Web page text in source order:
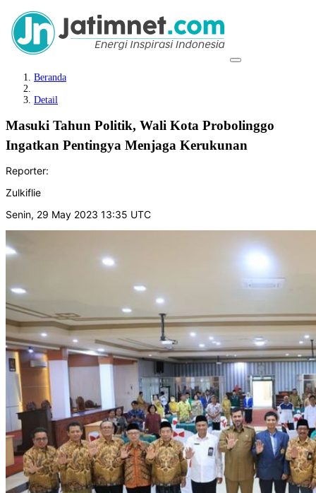
Beranda
Detail
Masuki Tahun Politik, Wali Kota Probolinggo
Ingatkan Pentingya Menjaga Kerukunan
Reporter:
Zulkiflie
Senin, 29 May 2023 13:35 UTC